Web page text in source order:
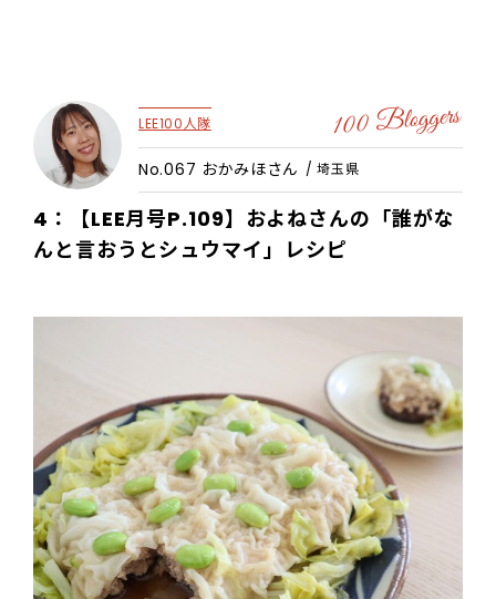
LEE100人隊
No.067 おかみほさん / 埼玉県
4：【LEE月号P.109】およねさんの「誰がな
んと言おうとシュウマイ」レシピ